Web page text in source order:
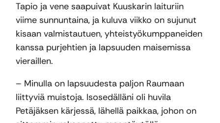
Tapio ja vene saapuivat Kuuskarin laituriin
viime sunnuntaina, ja kuluva viikko on sujunut
kisaan valmistautuen, yhteistyökumppaneiden
kanssa purjehtien ja lapsuuden maisemissa
vieraillen.
– Minulla on lapsuudesta paljon Raumaan
liittyviä muistoja. Isosedälläni oli huvila
Petäjäksen kärjessä, lähellä paikkaa, johon on